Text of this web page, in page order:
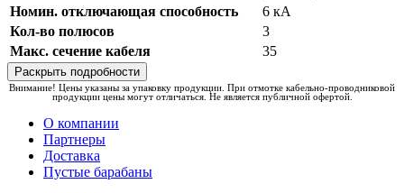
Номин. отключающая способность
6 кА
Кол-во полюсов
3
Макс. сечение кабеля
35
Раскрыть подробности
Внимание! Цены указаны за упаковку продукции. При отмотке кабельно-проводниковой
продукции цены могут отличаться. Не является публичной офертой.
О компании
Партнеры
Доставка
Пустые барабаны